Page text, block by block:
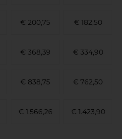
€ 200,75 € 182,50
€ 368,39 € 334,90
€ 838,75 € 762,50
€ 1.566,26 € 1.423,90